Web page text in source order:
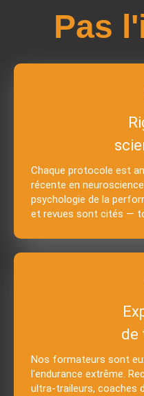
Pas
Chaque protocole est
récente en
psychologie de la
et revues sont cités —
de
Nos formateurs sont
l'endurance extrême.
ultra-traileurs, coaches